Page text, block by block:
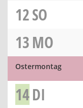
12SO
13MO
Ostermontag
14DI